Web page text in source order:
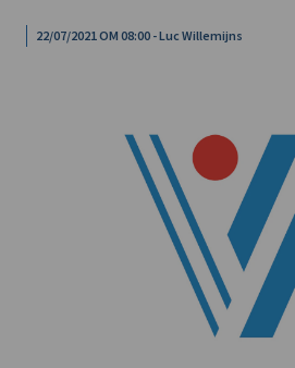
22/07/2021 OM 08:00 - Luc Willemijns